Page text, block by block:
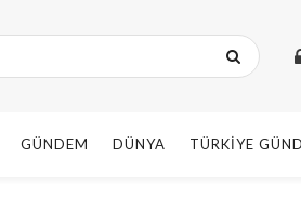
GÜNDEM DÜNYA TÜRKIYE